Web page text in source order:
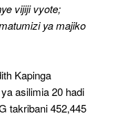
vijiji vyote;
ya majiko
Kapinga
asilimia 20 hadi
takribani 452,445